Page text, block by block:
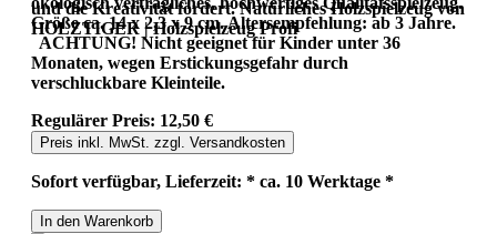
und die Kreativität fördert. Natürliches Holzspielzeug von
HOLZTIGER | Holzspielzeug Profi
Größe ca. 14 x 2,3 x 9 cm. Altersempfehlung: ab 3 Jahre.
ACHTUNG! Nicht geeignet für Kinder unter 36
Monaten, wegen Erstickungsgefahr durch
verschluckbare Kleinteile.
Regulärer Preis: 12,50 €
Preis inkl. MwSt. zzgl. Versandkosten
Sofort verfügbar, Lieferzeit: * ca. 10 Werktage *
In den Warenkorb